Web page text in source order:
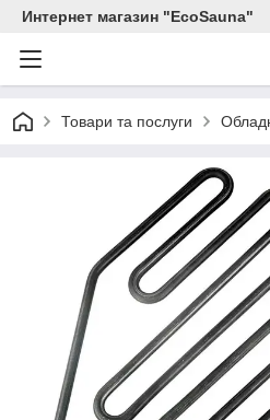
Интернет магазин "EcoSauna"
Товари та послуги